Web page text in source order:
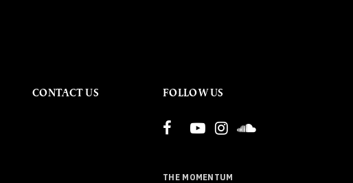
CONTACT US FOLLOW US
THE MOMENTUM